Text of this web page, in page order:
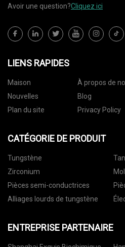
Avoir une question?Cliquez ici
LIENS RAPIDES
Maison À propos de
Nouvelles
Blog
Plan du site
Privacy Policy
CATÉGORIE DE PRODUIT
Tungstène
Zirconium
Pièces semi-conductrices
Alliages lourds de tungstène
ENTREPRISE PARTENAIRE